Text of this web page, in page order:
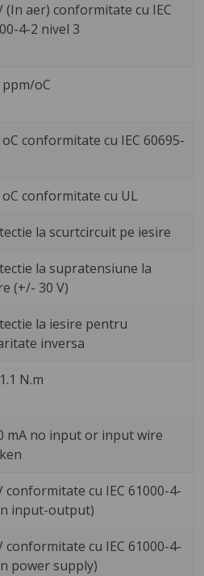
(In aer) conformitate cu IEC
4-2 nivel 3
ppm/oC
conformitate cu IEC 60695-
oC conformitate cu UL
la scurtcircuit pe iesire
la supratensiune la
(+/- 30 V)
la iesire pentru
inversa
N.m
mA no input or input wire
conformitate cu IEC 61000-4-
input-output)
conformitate cu IEC 61000-4-
power supply)